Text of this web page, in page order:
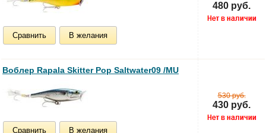
Сравнить В желания
480 руб.
Воблер Rapala Skitter Pop Saltwater09 /MU
Сравнить В желания
530 руб.
430 руб.